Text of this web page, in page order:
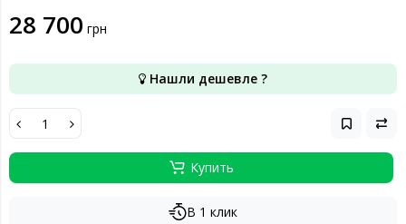
28 700 грн
Нашли дешевле ?
Купить
В 1 клик